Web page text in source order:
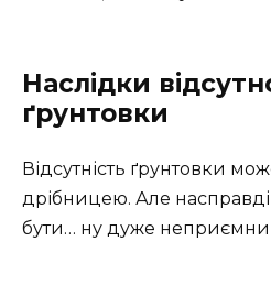
Наслідки
ґрунтовки
Відсутність ґрунтовки
дрібницею. Але
бути… ну дуже